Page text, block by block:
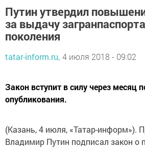
Путин утвердил
за выдачу
поколения
tatar-inform.ru, 4 июля 2018 - 09:02
Закон вступит в силу через месяц
опубликования.
(Казань, 4 июля, «Татар-информ»).
Владимир Путин подписал закон о